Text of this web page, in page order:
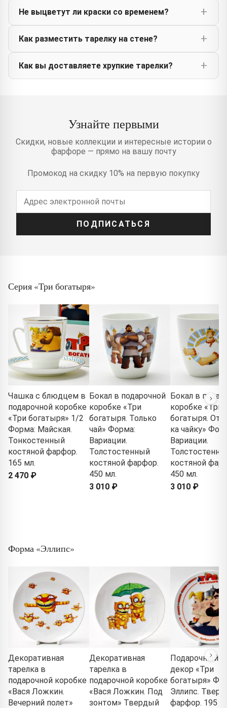
Не выцветут ли краски со временем?
Как разместить тарелку на стене?
Как вы доставляете хрупкие тарелки?
Узнайте первыми
Скидки, новые коллекции и интересные истории о
фарфоре — прямо на вашу почту
Промокод на скидку 10% на первую покупку
ПОДПИСАТЬСЯ
Серия «Три богатыря»
Чашка с блюдцем в
подарочной коробке
«Три богатыря» 1/2
Форма: Майская.
Тонкостенный
костяной фарфор.
165 мл.
2 470 ₽
Бокал в подарочной
коробке «Три
богатыря. Только
чай» Форма:
Вариации.
Толстостенный
костяной фарфор.
450 мл.
3 010 ₽
Бокал в
коробке «Три
богатыря.
ка чайку»
Вариации.
костяной
450 мл.
3 010 ₽
Форма «Эллипс»
Декоративная
тарелка в
подарочной коробке
«Вася Ложкин.
Вечерний полет»
Декоративная
тарелка в
подарочной коробке
«Вася Ложкин. Под
зонтом» Твердый
Подарочный
декор «Три
богатыря»
Эллипс.
фарфор. 195